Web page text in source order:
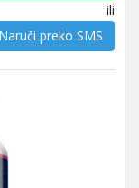
ili
Naruči preko SMS